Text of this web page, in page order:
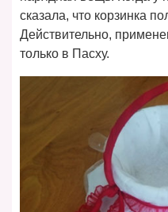
сказала, что корзинка
Действительно,
только в Пасху.